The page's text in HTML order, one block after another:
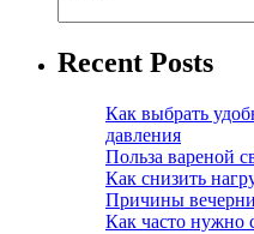
Recent Posts
Как выбрать
давления
Польза вареной
Как снизить
Причины
Как часто нужно